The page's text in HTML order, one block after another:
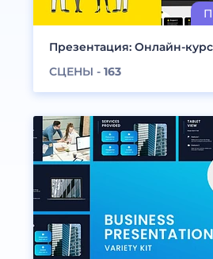
Презентация: Онлайн-
СЦЕНЫ - 163